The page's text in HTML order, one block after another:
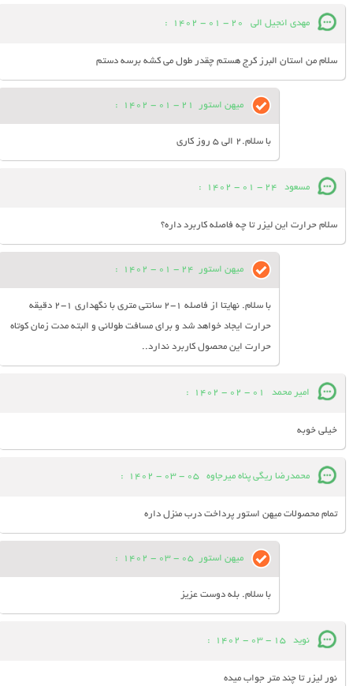
مهدی انجیل الی 20 - 01 - 1402
:
سلام من استان البرز کرج هستم چقدر طول می کشه برسه دستم
میهن استور 21 - 01 - 1402
:
با سلام.2 الی 5 روز کاری
مسعود 24 - 01 - 1402
:
سلام حرارت این لیزر تا چه فاصله کاربرد داره؟
میهن استور 24 - 01 - 1402
:
با سلام. نهایتا از فاصله 1-2 سانتی متری با نگهداری 1-2 دقیقه
حرارت ایجاد خواهد شد و برای مسافت طولانی و البته مدت زمان کوتاه
حرارت این محصول کاربرد ندارد..
امیر محمد 01 - 02 - 1402
:
خیلی خوبه
محمدرضا ریگی پناه میرجاوه 05 - 03 - 1402
:
تمام محصولات میهن استور پرداخت درب منزل داره
میهن استور 05 - 03 - 1402
:
با سلام. بله دوست عزیز
نوید 15 - 03 - 1402
:
نور لیزر تا چند متر جواب میده